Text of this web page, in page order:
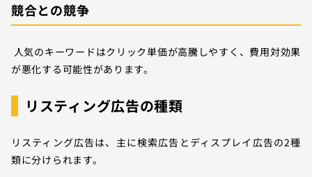
競合との競争
人気のキーワードはクリック単価が高騰しやすく、費用対効果
が悪化する可能性があります。
リスティング広告の種類
リスティング広告は、主に検索広告とディスプレイ広告の2種
類に分けられます。